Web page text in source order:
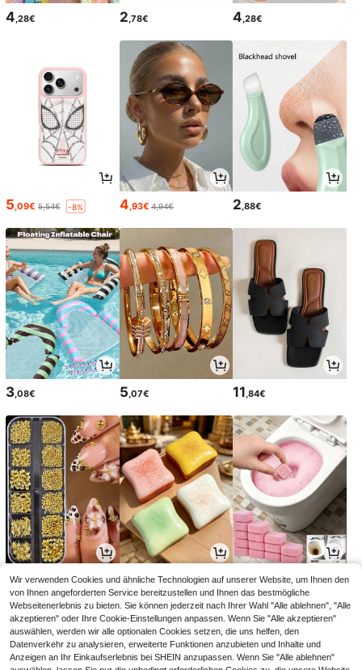
4 ,28€ 2 ,78€ 4 ,28€
5,09€ 5,54€ -8% 4,93€ 4,94€ 2,88€
3,08€ 5,07€ 11,84€
3,95€ 2,88€ 3,07€
Wir verwenden Cookies und ähnliche Technologien auf unserer Website, um Ihnen den
von Ihnen angeforderten Service bereitzustellen und Ihnen das bestmögliche
Webseitenerlebnis zu bieten. Sie können jederzeit nach Ihrer Wahl "Alle ablehnen", "Alle
akzeptieren" oder Ihre Cookie-Einstellungen anpassen. Wenn Sie "Alle akzeptieren"
auswählen, werden wir alle optionalen Cookies setzen, die uns helfen, den
Datenverkehr zu analysieren, erweiterte Funktionen anzubieten und Inhalte und
Anzeigen an Ihr Einkaufserlebnis bei SHEIN anzupassen. Wenn Sie "Alle ablehnen"